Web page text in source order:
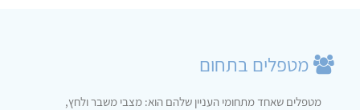
מטפלים בתחום
מטפלים שאחד מתחומי העניין שלהם הוא: מצבי משבר ולחץ,